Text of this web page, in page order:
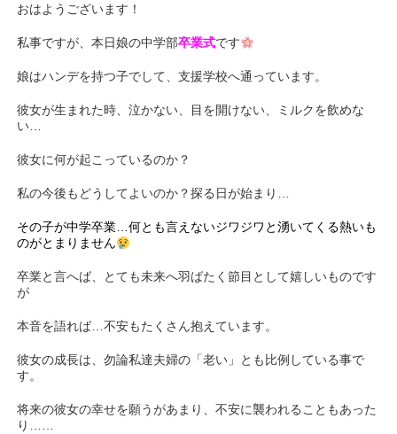
おはようございます！
私事ですが、本日娘の中学部卒業式です
娘はハンデを持つ子でして、支援学校へ通っています。
彼女が生まれた時、泣かない、目を開けない、ミルクを飲めな
い…
彼女に何が起こっているのか？
私の今後もどうしてよいのか？探る日が始まり…
その子が中学卒業…何とも言えないジワジワと湧いてくる熱いも
のがとまりません
卒業と言へば、とても未来へ羽ばたく節目として嬉しいものです
が
本音を語れば…不安もたくさん抱えています。
彼女の成長は、勿論私達夫婦の「老い」とも比例している事で
す。
将来の彼女の幸せを願うがあまり、不安に襲われることもあった
り……